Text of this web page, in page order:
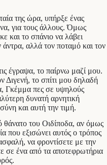
της ώρα, υπήρξε ένας
για τους άλλους. Όμως
και το σπάνιο να λάβει
αλλά τον ποταμό και τον
έγραψα, το παίρνω μαζί μου.
Διγενή, το σπίτι μου δηλαδή
Γκέμμα πες σε υψηλούς
δυνατή αρνητική
και αυτή την τιμή.
του Οιδίποδα, αν όμως
που εξισώνει αυτός ο τρόπος
να φροντίσετε με την
σε ένα από τα αποτεφρωτήρια